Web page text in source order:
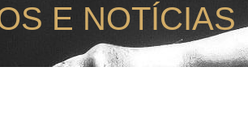
E NOTÍCIAS